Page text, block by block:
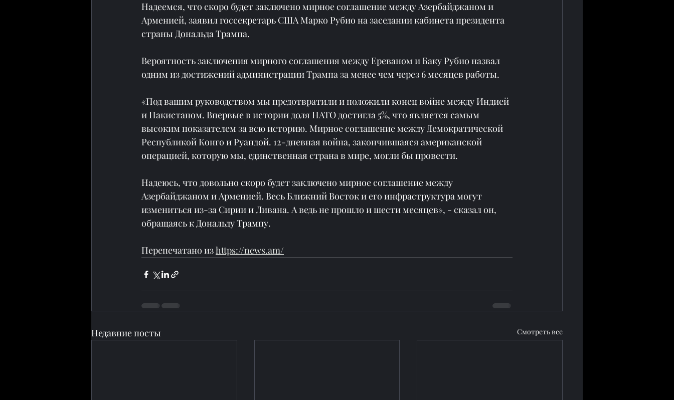
Надеемся, что скоро будет заключено мирное соглашение между Азербайджаном и
Арменией, заявил госсекретарь США Марко Рубио на заседании кабинета президента
страны Дональда Трампа.
Вероятность заключения мирного соглашения между Ереваном и Баку Рубио назвал
одним из достижений администрации Трампа за менее чем через 6 месяцев работы.
«Под вашим руководством мы предотвратили и положили конец войне между Индией
и Пакистаном. Впервые в истории доля НАТО достигла 5%, что является самым
высоким показателем за всю историю. Мирное соглашение между Демократической
Республикой Конго и Руандой. 12-дневная война, закончившаяся американской
операцией, которую мы, единственная страна в мире, могли бы провести.
Надеюсь, что довольно скоро будет заключено мирное соглашение между
Азербайджаном и Арменией. Весь Ближний Восток и его инфраструктура могут
измениться из-за Сирии и Ливана. А ведь не прошло и шести месяцев», - сказал он,
обращаясь к Дональду Трампу.
Перепечатано из https://news.am/
Недавние посты Смотреть все